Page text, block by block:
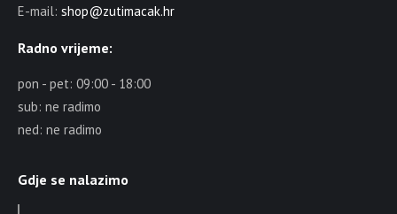
E-mail: shop@zutimacak.hr
Radno vrijeme:
pon - pet: 09:00 - 18:00
sub: ne radimo
ned: ne radimo
Gdje se nalazimo